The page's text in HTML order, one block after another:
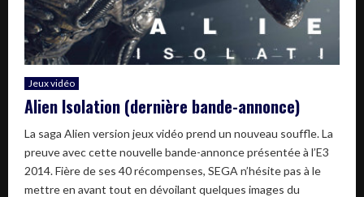
Jeux vidéo
Alien Isolation (dernière bande-annonce)
La saga Alien version jeux vidéo prend un nouveau souffle. La
preuve avec cette nouvelle bande-annonce présentée à l’E3
2014. Fière de ses 40 récompenses, SEGA n’hésite pas à le
mettre en avant tout en dévoilant quelques images du